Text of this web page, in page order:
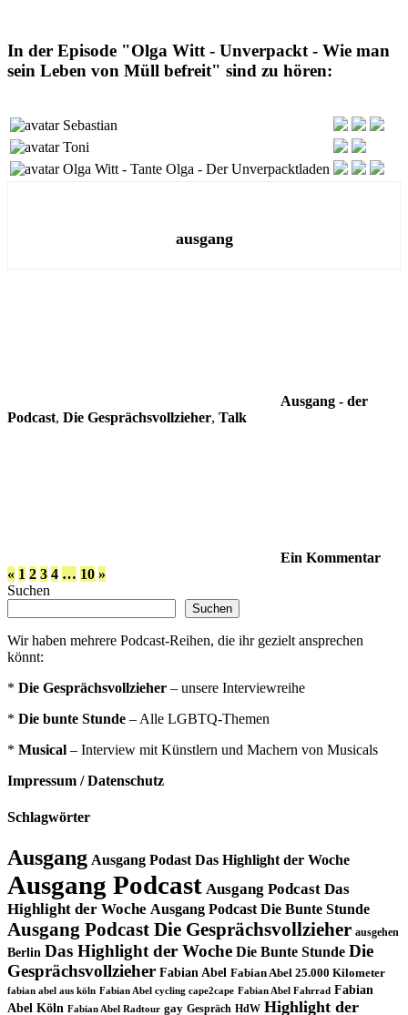
In der Episode "Olga Witt - Unverpackt - Wie man
sein Leben von Müll befreit" sind zu hören:
Sebastian
Toni
Olga Witt - Tante Olga - Der Unverpacktladen
ausgang
Ausgang - der
Podcast, Die Gesprächsvollzieher, Talk
Ein Kommentar
Seitennummerierung
der
«Vorherige
Beiträge
1 2 3 4 … 10 Nächste
»
Suchen
Suchen
Wir haben mehrere Podcast-Reihen, die ihr gezielt ansprechen
könnt:
* Die Gesprächsvollzieher – unsere Interviewreihe
* Die bunte Stunde – Alle LGBTQ-Themen
* Musical – Interview mit Künstlern und Machern von Musicals
Impressum / Datenschutz
Schlagwörter
Ausgang Ausgang Podast Das Highlight der Woche
Ausgang Podcast Ausgang Podcast Das
Highlight der Woche Ausgang Podcast Die Bunte Stunde
Ausgang Podcast Die Gesprächsvollzieher ausgehen
Berlin Das Highlight der Woche Die Bunte Stunde Die
Gesprächsvollzieher Fabian Abel Fabian Abel 25.000 Kilometer
fabian abel aus köln Fabian Abel cycling cape2cape Fabian Abel Fahrrad Fabian
Abel Köln Fabian Abel Radtour gay Gespräch HdW Highlight der